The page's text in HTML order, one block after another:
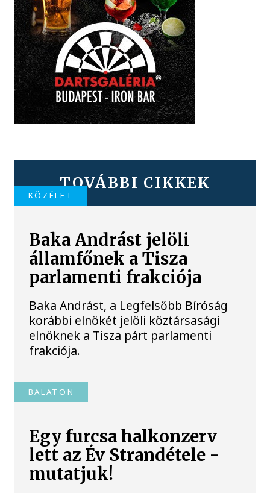
TOVÁBBI CIKKEK
KÖZÉLET
Baka Andrást jelöli
államfőnek a Tisza
parlamenti frakciója
Baka Andrást, a Legfelsőbb Bíróság
korábbi elnökét jelöli köztársasági
elnöknek a Tisza párt parlamenti
frakciója.
BALATON
Egy furcsa halkonzerv
lett az Év Strandétele -
mutatjuk!